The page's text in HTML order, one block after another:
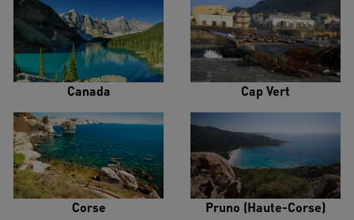
Canada Cap Vert
Corse Pruno (Haute-Corse)